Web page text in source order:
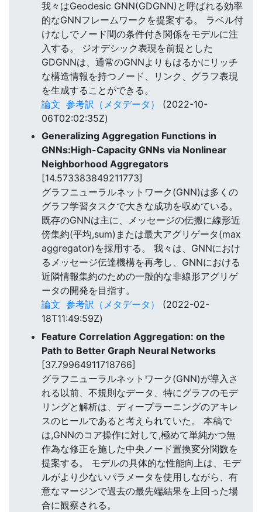
我々はGeodesic GNN(GDGNN)と呼ばれる効率
的なGNNフレームワークを提案する。 ラベル付
けなしでノード間の条件付き関係をモデルに注
入する。 ジオデシック表現を前提とした
GDGNNは、通常のGNNよりもはるかにリッチ
な構造情報を持つノード、リンク、グラフ表現
を生成することができる。
論文 参考訳（メタデータ）
(2022-10-
06T02:02:35Z)
Generalizing Aggregation Functions in
GNNs:High-Capacity GNNs via Nonlinear
Neighborhood Aggregators
[14.573383849211773]
グラフニューラルネットワーク(GNN)は多くの
グラフ学習タスクで大きな成功を収めている。
既存のGNNは主に、メッセージの伝搬に線形近
傍集約(平均,sum)または最大アグリゲータ(max
aggregator)を採用する。 我々は、GNNにおけ
るメッセージ伝達機構を再考し、GNNにおける
近隣情報集約のための一般的な非線形アグリゲ
ータの開発を目指す。
論文 参考訳（メタデータ）
(2022-02-
18T11:49:59Z)
Feature Correlation Aggregation: on the
Path to Better Graph Neural Networks
[37.79964911718766]
グラフニューラルネットワーク(GNN)が導入さ
れる以前、不規則なデータ、特にグラフのモデ
リングと解析は、ディープラーニングのアキレ
スのヒールであると考えられていた。 本稿で
は,GNNのコア操作に対して,極めて単純かつ無
作為な修正を施した中央ノード置換変分関数を
提案する。 モデルの具体的な性能向上は、モデ
ルがより少ないパラメータを使用しながら、有
意なマージンで過去の最先端結果を上回った場
合に観察される。